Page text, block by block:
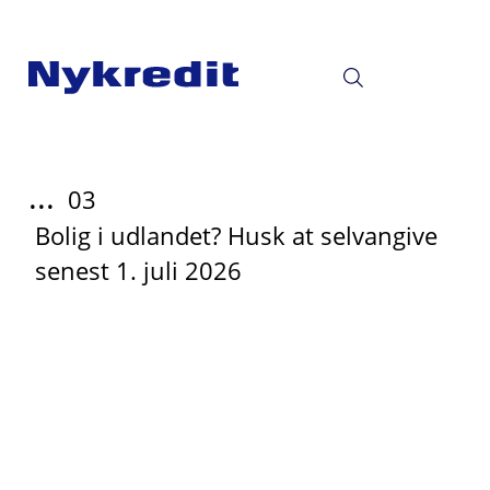
... 03
Bolig i udlandet? Husk at selvangive
senest 1. juli 2026